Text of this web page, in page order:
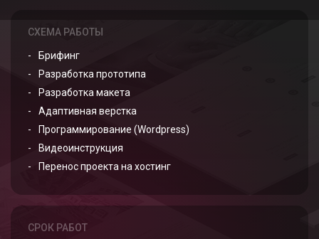
СХЕМА РАБОТЫ
Брифинг
Разработка прототипа
Разработка макета
Адаптивная верстка
Программирование (Wordpress)
Видеоинструкция
Перенос проекта на хостинг
СРОК РАБОТ